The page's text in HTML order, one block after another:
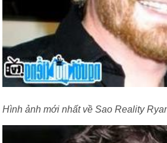
Hình ảnh mới nhất về Sao Reality